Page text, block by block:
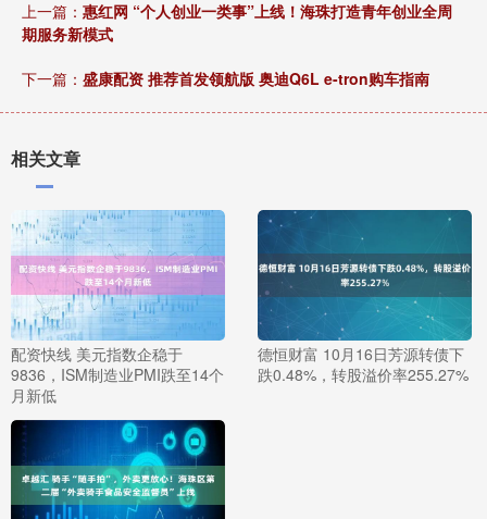
上一篇： 惠红网 “个人创业一类事”上线！海珠打造青年创业全周
期服务新模式
下一篇： 盛康配资 推荐首发领航版 奥迪Q6L e-tron购车指南
相关文章
配资快线 美元指数企稳于
9836，ISM制造业PMI跌至14个
月新低
德恒财富 10月16日芳源转债下
跌0.48%，转股溢价率255.27%